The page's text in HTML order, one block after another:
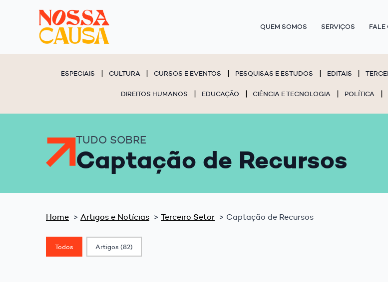
QUEM SOMOS SERVIÇOS FALE
ESPECIAIS CULTURA CURSOS E EVENTOS PESQUISAS E ESTUDOS EDITAIS
DIREITOS HUMANOS EDUCAÇÃO CIÊNCIA E TECNOLOGIA POLÍTICA
TUDO SOBRE
Captação de Recursos
Home Artigos e Notícias Terceiro Setor Captação de Recursos
Classif. Post
Todos Artigos (82)